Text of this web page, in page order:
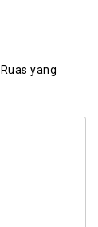
Ruas yang